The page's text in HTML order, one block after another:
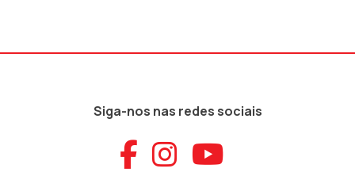
Siga-nos nas redes sociais
Aceder ao
Aceder ao
Aceder